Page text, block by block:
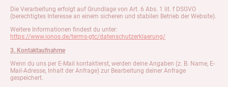
Die Verarbeitung erfolgt auf Grundlage von Art. 6 Abs. 1 lit. f DSGVO
(berechtigtes Interesse an einem sicheren und stabilen Betrieb der Website).
Weitere Informationen findest du unter:
https://www.ionos.de/terms-gtc/datenschutzerklaerung/
3. Kontaktaufnahme
Wenn du uns per E-Mail kontaktierst, werden deine Angaben (z. B. Name, E-
Mail-Adresse, Inhalt der Anfrage) zur Bearbeitung deiner Anfrage
gespeichert.